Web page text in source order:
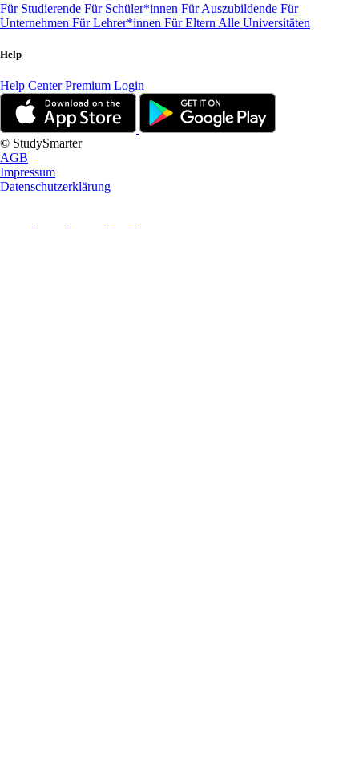
Für Studierende Für Schüler*innen Für Auszubildende Für
Unternehmen Für Lehrer*innen Für Eltern Alle Universitäten
Help
Help CenterPremium Login
© StudySmarter
AGB
Impressum
Datenschutzerklärung